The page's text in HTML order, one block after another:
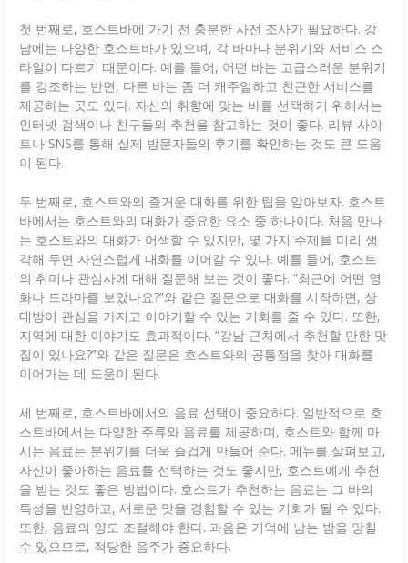
첫 번째로, 호스트바에 가기 전 충분한 사전 조사가 필요하다. 강
남에는 다양한 호스트바가 있으며, 각 바마다 분위기와 서비스 스
타일이 다르기 때문이다. 예를 들어, 어떤 바는 고급스러운 분위기
를 강조하는 반면, 다른 바는 좀 더 캐주얼하고 친근한 서비스를
제공하는 곳도 있다. 자신의 취향에 맞는 바를 선택하기 위해서는
인터넷 검색이나 친구들의 추천을 참고하는 것이 좋다. 리뷰 사이
트나 SNS를 통해 실제 방문자들의 후기를 확인하는 것도 큰 도움
이 된다.
두 번째로, 호스트와의 즐거운 대화를 위한 팁을 알아보자. 호스트
바에서는 호스트와의 대화가 중요한 요소 중 하나이다. 처음 만나
는 호스트와의 대화가 어색할 수 있지만, 몇 가지 주제를 미리 생
각해 두면 자연스럽게 대화를 이어갈 수 있다. 예를 들어, 호스트
의 취미나 관심사에 대해 질문해 보는 것이 좋다. “최근에 어떤 영
화나 드라마를 보았나요?”와 같은 질문으로 대화를 시작하면, 상
대방이 관심을 가지고 이야기할 수 있는 기회를 줄 수 있다. 또한,
지역에 대한 이야기도 효과적이다. “강남 근처에서 추천할 만한 맛
집이 있나요?”와 같은 질문은 호스트와의 공통점을 찾아 대화를
이어가는 데 도움이 된다.
세 번째로, 호스트바에서의 음료 선택이 중요하다. 일반적으로 호
스트바에서는 다양한 주류와 음료를 제공하며, 호스트와 함께 마
시는 음료는 분위기를 더욱 즐겁게 만들어 준다. 메뉴를 살펴보고,
자신이 좋아하는 음료를 선택하는 것도 좋지만, 호스트에게 추천
을 받는 것도 좋은 방법이다. 호스트가 추천하는 음료는 그 바의
특성을 반영하고, 새로운 맛을 경험할 수 있는 기회가 될 수 있다.
또한, 음료의 양도 조절해야 한다. 과음은 기억에 남는 밤을 망칠
수 있으므로, 적당한 음주가 중요하다.